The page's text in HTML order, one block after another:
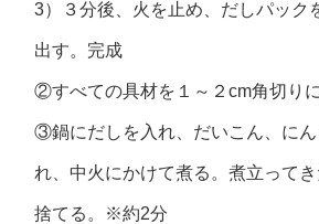
3）３分後、火を止め、だしパック
出す。完成
②すべての具材を１～２cm角切りに
③鍋にだしを入れ、だいこん、にん
れ、中火にかけて煮る。煮立って
捨てる。※約2分